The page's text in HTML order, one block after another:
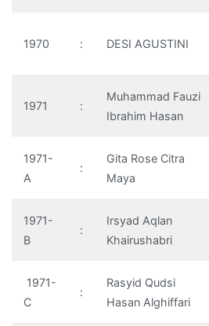
1970 : DESI AGUSTINI
1971 :
Muhammad Fauzi
Ibrahim Hasan
1971-
A
:
Gita Rose Citra
Maya
1971-
B
:
Irsyad Aqlan
Khairushabri
1971-
C
:
Rasyid Qudsi
Hasan Alghiffari